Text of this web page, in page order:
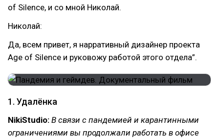
of Silence, и со мной Николай.
Николай:
Да, всем привет, я нарративный дизайнер проекта
Age of Silence и руковожу работой этого отдела”.
1. Удалёнка
NikiStudio: В связи с пандемией и карантинными
ограничениями вы продолжали работать в офисе